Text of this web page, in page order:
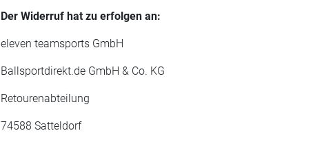
Der Widerruf hat zu erfolgen an:
eleven teamsports GmbH
Ballsportdirekt.de GmbH & Co. KG
Retourenabteilung
74588 Satteldorf